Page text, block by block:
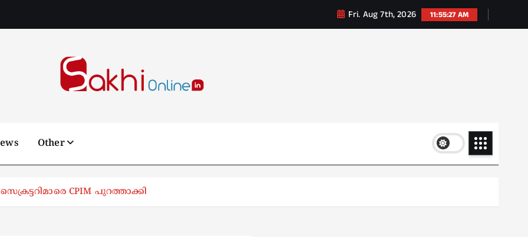
Fri. Aug 7th, 2026 11:55:28 AM
Other
CPIM പുറത്താക്കി